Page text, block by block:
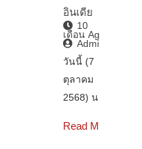
10
เดือน Ago
Admin2
วันนี้ (7
ตุลาคม
2568) นา…
Read More